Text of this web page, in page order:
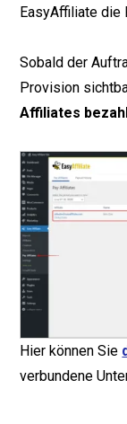
EasyAffiliate die
Sobald der
Provision
Affiliates
Hier können Sie
verbundene